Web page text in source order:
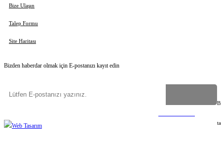
Bize Ulaşın
Talep Formu
Site Haritası
Bizden haberdar olmak için E-postanızı kayıt edin